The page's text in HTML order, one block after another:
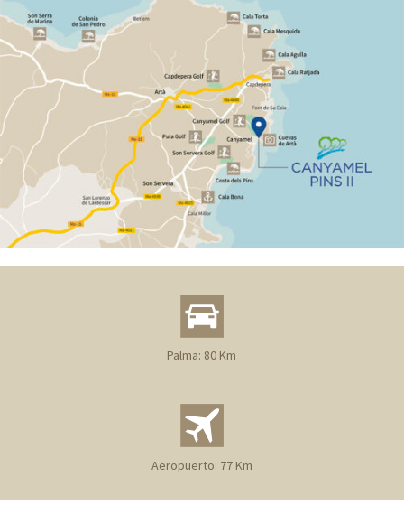
Palma: 80 Km
Aeropuerto: 77 Km